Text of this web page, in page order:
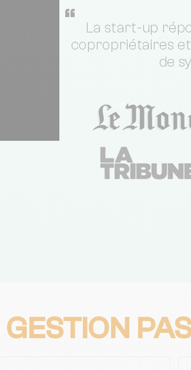
“
La start-up
copropriétaires
de
GESTION